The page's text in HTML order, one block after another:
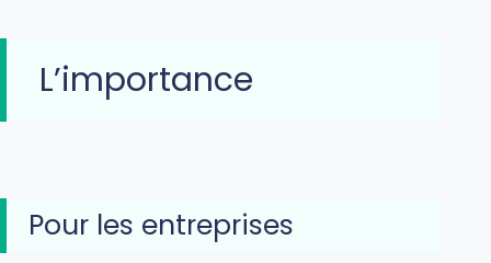
L’importance
Pour les entreprises